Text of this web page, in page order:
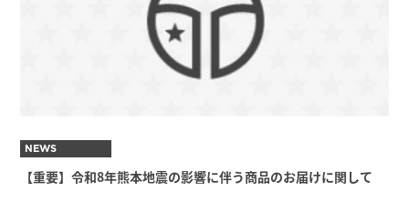
NEWS
【重要】令和8年熊本地震の影響に伴う商品のお届けに関して